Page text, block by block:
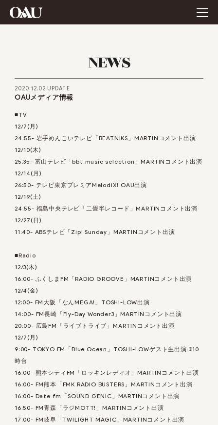
NEWS
2020.12.02 UPDATE
OAUメディア情報
■TV
12/7(月)
24:55- 岩手めんこいテレビ「BEATNIKS」MARTINコメント出演
12/10(木)
25:35- 富山テレビ「bbt music selection」MARTINコメント出演
12/14(月)
26:50- テレビ東京プレミアMelodiX! OAU出演
12/19(土)
24:55- 福島中央テレビ「二畳半レコード」MARTINコメント出演
12/27(日)
11:40- ABSテレビ「Zip! Sunday」MARTINコメント出演
■Radio
12/3(木)
16:00- ふくしまFM「RADIO GROOVE」MARTINコメント出演
12/4(金)
12:00- FM大阪「なんMEGA!」TOSHI-LOW出演
14:00- FM長崎「Fly-Day Wonder3」MARTINコメント出演
20:00- 広島FM「ライブトライブ」MARTINコメント出演
12/7(月)
9:00- TOKYO FM「Blue Ocean」TOSHI-LOWゲスト生出演 ※10
時台
16:00- 熊本シティFM「ロッキンレディオ」MARTINコメント出演
16:00- FM熊本「FMK RADIO BUSTERS」MARTINコメント出演
16:00- Date fm「SOUND GENIC」MARTINコメント出演
16:50- FM青森「ラジMOTT!」MARTINコメント出演
17:00- FM岐阜「TWILIGHT MAGIC」MARTINコメント出演